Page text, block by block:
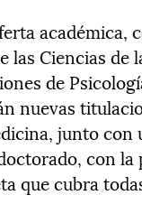
académica,
Ciencias de
de
nuevas
junto
con
que cubra